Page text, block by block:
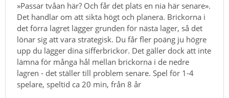
»Passar tvåan här? Och får det plats en nia här senare».
Det handlar om att sikta högt och planera. Brickorna i
det förra lagret lägger grunden för nästa lager, så det
lönar sig att vara strategisk. Du får fler poäng ju högre
upp du lägger dina sifferbrickor. Det gäller dock att inte
lämna för många hål mellan brickorna i de nedre
lagren - det ställer till problem senare. Spel för 1-4
spelare, speltid ca 20 min, från 8 år